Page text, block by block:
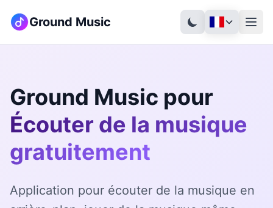
Ground Music
Ground Music pour
Écouter de la musique
gratuitement
Application pour écouter de la musique en